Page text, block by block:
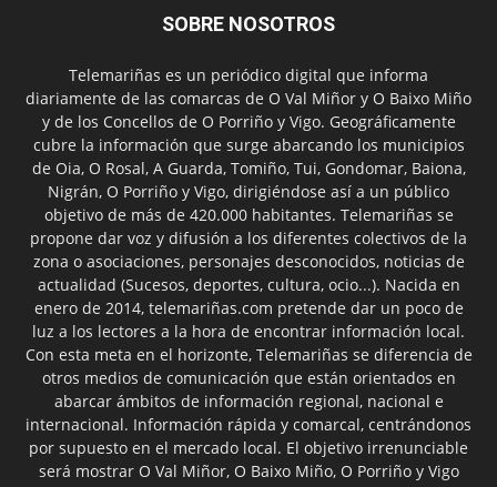
SOBRE NOSOTROS
Telemariñas es un periódico digital que informa
diariamente de las comarcas de O Val Miñor y O Baixo Miño
y de los Concellos de O Porriño y Vigo. Geográficamente
cubre la información que surge abarcando los municipios
de Oia, O Rosal, A Guarda, Tomiño, Tui, Gondomar, Baiona,
Nigrán, O Porriño y Vigo, dirigiéndose así a un público
objetivo de más de 420.000 habitantes. Telemariñas se
propone dar voz y difusión a los diferentes colectivos de la
zona o asociaciones, personajes desconocidos, noticias de
actualidad (Sucesos, deportes, cultura, ocio...). Nacida en
enero de 2014, telemariñas.com pretende dar un poco de
luz a los lectores a la hora de encontrar información local.
Con esta meta en el horizonte, Telemariñas se diferencia de
otros medios de comunicación que están orientados en
abarcar ámbitos de información regional, nacional e
internacional. Información rápida y comarcal, centrándonos
por supuesto en el mercado local. El objetivo irrenunciable
será mostrar O Val Miñor, O Baixo Miño, O Porriño y Vigo